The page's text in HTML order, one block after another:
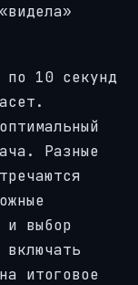
по 10 секунд
Разные
и выбор
итоговое